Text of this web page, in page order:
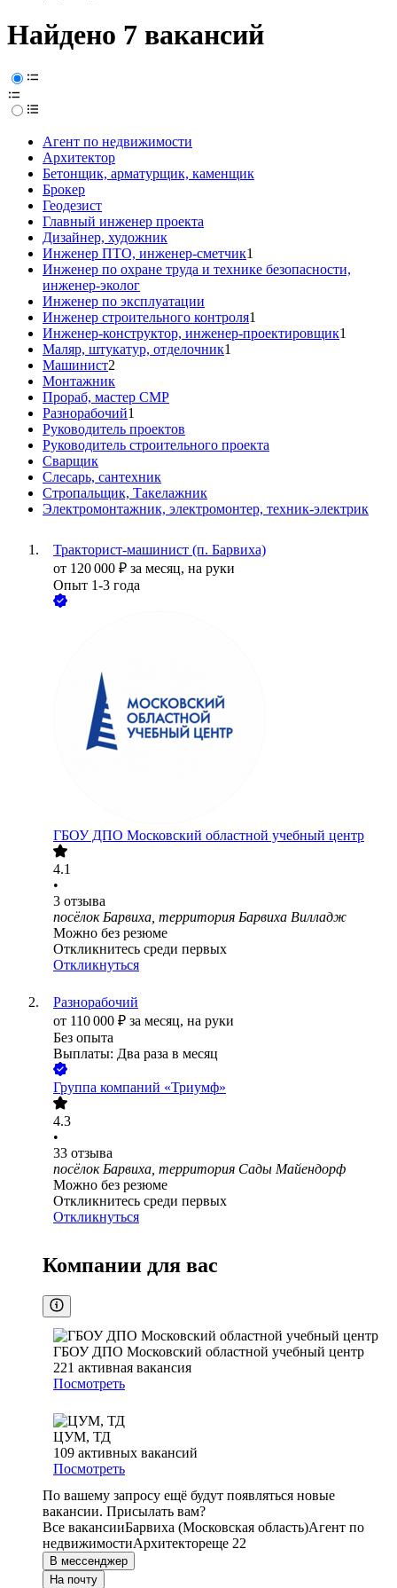
Найдено 7 вакансий
Агент по недвижимости
Архитектор
Бетонщик, арматурщик, каменщик
Брокер
Геодезист
Главный инженер проекта
Дизайнер, художник
Инженер ПТО, инженер-сметчик1
Инженер по охране труда и технике безопасности,
инженер-эколог
Инженер по эксплуатации
Инженер строительного контроля1
Инженер-конструктор, инженер-проектировщик1
Маляр, штукатур, отделочник1
Машинист2
Монтажник
Прораб, мастер СМР
Разнорабочий1
Руководитель проектов
Руководитель строительного проекта
Сварщик
Слесарь, сантехник
Стропальщик, Такелажник
Электромонтажник, электромонтер, техник-электрик
Тракторист-машинист (п. Барвиха)
от 120 000 ₽ за месяц, на руки
Опыт 1-3 года
ГБОУ ДПО Московский областной учебный центр
4.1
•
3 отзыва
посёлок Барвиха, территория Барвиха Вилладж
Можно без резюме
Откликнитесь среди первых
Откликнуться
Разнорабочий
от 110 000 ₽ за месяц, на руки
Без опыта
Выплаты: Два раза в месяц
Группа компаний «Триумф»
4.3
•
33 отзыва
посёлок Барвиха, территория Сады Майендорф
Можно без резюме
Откликнитесь среди первых
Откликнуться
Компании для вас
ГБОУ ДПО Московский областной учебный центр
221 активная вакансия
Посмотреть
ЦУМ, ТД
109 активных вакансий
Посмотреть
По вашему запросу ещё будут появляться новые
вакансии. Присылать вам?
Все вакансииБарвиха (Московская область)Агент по
недвижимостиАрхитектореще 22
В мессенджер
На почту